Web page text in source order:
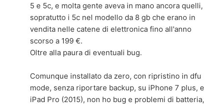
5 e 5c, e molta gente aveva in mano ancora quelli,
sopratutto i 5c nel modello da 8 gb che erano in
vendita nelle catene di elettronica fino all'anno
scorso a 199 €.
Oltre alla paura di eventuali bug.
Comunque installato da zero, con ripristino in dfu
mode, senza riportare backup, su iPhone 7 plus, e
iPad Pro (2015), non ho bug e problemi di batteria,